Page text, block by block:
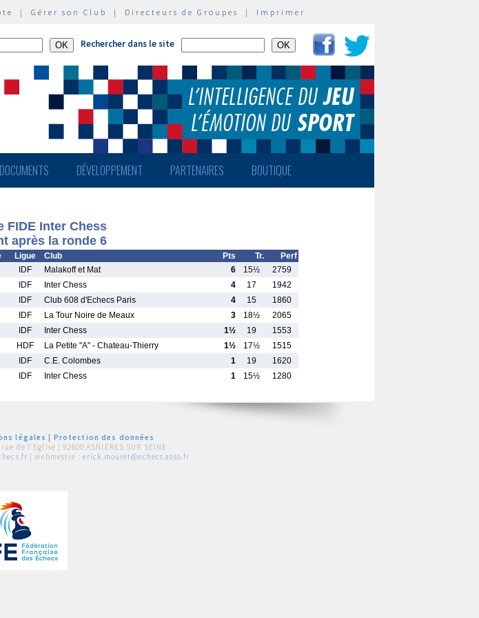
| Gérer son Club | Directeurs de Groupes | Imprimer
Rechercher dans le site
DOCUMENTS DÉVELOPPEMENT PARTENAIRES BOUTIQUE
FIDE Inter Chess
après la ronde 6
Ligue Club Pts Tr.
Perf
IDF Malakoff et Mat 6 15½
2759
IDF Inter Chess 4 17
1942
IDF Club 608 d'Echecs Paris 4 15
1860
IDF La Tour Noire de Meaux 3 18½
2065
IDF Inter Chess 1½ 19
1553
HDF La Petite "A" - Chateau-Thierry 1½ 17½
1515
IDF C.E. Colombes 1 19
1620
IDF Inter Chess 1 15½ 1280
légales
Protection des données
rue de l'Eglise | 92600 ASNIERES SUR SEINE
| webmestre : erick.mouret@echecs.asso.fr